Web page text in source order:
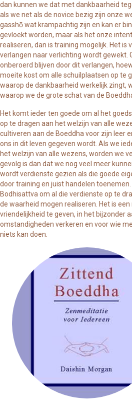
dan kunnen we dat met dankbaarheid
als we net als de novice bezig zijn onze
gasshō wat krampachtig zijn en kan er
gevloekt worden, maar als het onze
realiseren, dan is training mogelijk. Het is
verlangen naar verlichting wordt gewekt.
onberoerd blijven door dit verlangen,
moeite kost om alle schuilplaatsen op te
waarop de dankbaarheid werkelijk zingt,
waarop we de grote schat van de
Het komt ieder ten goede om al het
op te dragen aan het welzijn van alle
cultiveren aan de Boeddha voor zijn leer
ons in dit leven gegeven wordt. Als we
het welzijn van alle wezens, worden we
gevolg is dan dat we nog veel meer
wordt verdienste gezien als die goede
door training en juist handelen toenemen.
Bodhisattva om al die verdienste op te
de waarheid mogen realiseren. Het is
vriendelijkheid te geven, in het bijzonder
omstandigheden verkeren en voor wie
niets kan doen.